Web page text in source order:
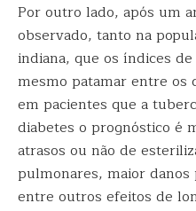
Por outro lado, após um
observado, tanto na
indiana, que os índices
mesmo patamar entre os
em pacientes que a
diabetes o prognóstico é
atrasos ou não de
pulmonares, maior
entre outros efeitos de